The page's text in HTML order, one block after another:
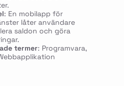
: En mobilapp för
låter användare
saldon och göra
termer: Programvara,